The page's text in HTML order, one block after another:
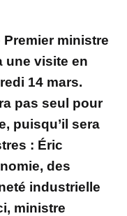
Premier ministre
une visite en
14 mars.
pas seul pour
puisqu’il sera
: Éric
des
industrielle
ministre